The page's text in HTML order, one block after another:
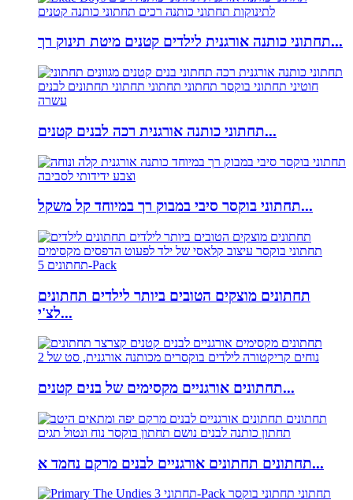
תחתוני כותנה אורגנית לילדים קטנים מיטת תינוק רך...
תחתוני כותנה אורגנית רכה לבנים קטנים...
תחתוני בוקסר סיבי במבוק רך במיוחד קל משקל...
תחתונים מוצקים הטובים ביותר לילדים תחתונים
לצ'י...
תחתונים אורגניים מקסימים של בנים קטנים...
תחתונים תחתונים אורגניים לבנים מרקם נחמד א...